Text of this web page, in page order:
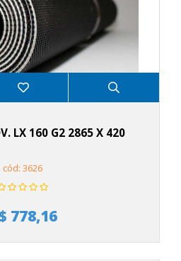
LX 160 G2 2865 X 420
cód: 3626
778,16